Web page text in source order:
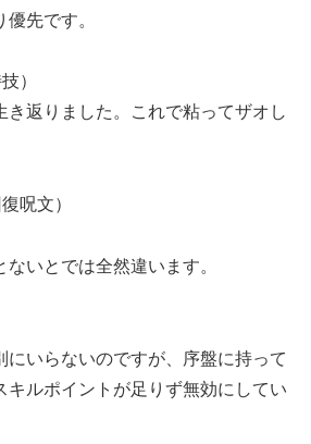
先です。
）
き返りました。これで粘ってザオし
呪文）
いとでは全然違います。
にいらないのですが、序盤に持って
キルポイントが足りず無効にしてい